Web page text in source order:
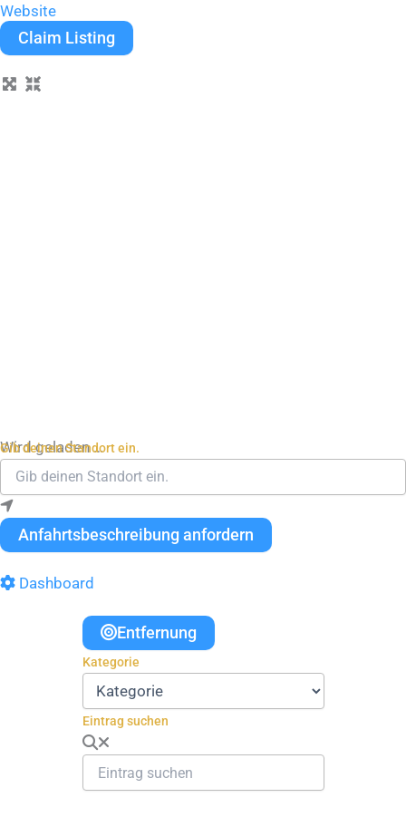
Website
Claim Listing
Wird geladen …
Gib deinen Standort ein.
Anfahrtsbeschreibung anfordern
Dashboard
Entfernung
Kategorie
Eintrag suchen